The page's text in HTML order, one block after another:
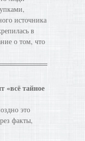
источника
в
о том, что
«всё тайное
это
факты,